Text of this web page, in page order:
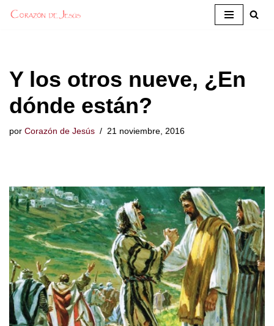
Y los otros nueve, ¿En
dónde están?
por Corazón de Jesús 21 noviembre, 2016